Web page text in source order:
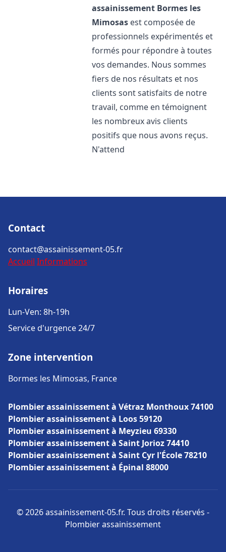
assainissement Bormes les
Mimosas est composée de
professionnels expérimentés et
formés pour répondre à toutes
vos demandes. Nous sommes
fiers de nos résultats et nos
clients sont satisfaits de notre
travail, comme en témoignent
les nombreux avis clients
positifs que nous avons reçus.
N'attend
Contact
contact@assainissement-05.fr
Accueil Informations
Horaires
Lun-Ven: 8h-19h
Service d'urgence 24/7
Zone intervention
Bormes les Mimosas, France
Plombier assainissement à Vétraz Monthoux 74100
Plombier assainissement à Loos 59120
Plombier assainissement à Meyzieu 69330
Plombier assainissement à Saint Jorioz 74410
Plombier assainissement à Saint Cyr l'École 78210
Plombier assainissement à Épinal 88000
© 2026 assainissement-05.fr. Tous droits réservés -
Plombier assainissement